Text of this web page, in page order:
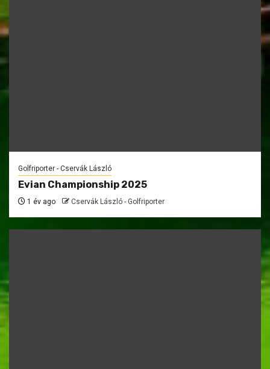
Golfriporter - Cservák László
Evian Championship 2025
1 év ago Cservák László - Golfriporter